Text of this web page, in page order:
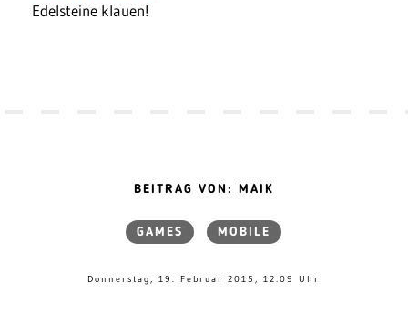
Edelsteine klauen!
BEITRAG VON: MAIK
GAMES MOBILE
Donnerstag, 19. Februar 2015, 12:09 Uhr